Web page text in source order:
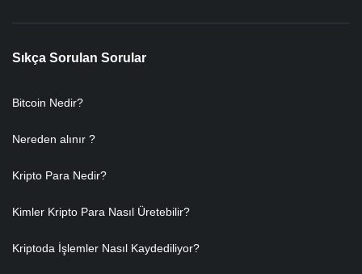
Sıkça Sorulan Sorular
Bitcoin Nedir?
Nereden alınır ?
Kripto Para Nedir?
Kimler Kripto Para Nasıl Üretebilir?
Kriptoda İşlemler Nasıl Kaydediliyor?